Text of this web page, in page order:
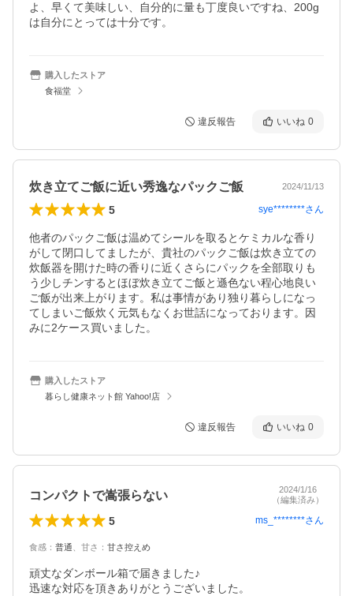
よ、早くて美味しい、自分的に量も丁度良いですね、200g
は自分にとっては十分です。
購入したストア
食福堂
違反報告 いいね 0
炊き立てご飯に近い秀逸なパックご飯 2024/11/13
5 sye********さん
他者のパックご飯は温めてシールを取るとケミカルな香り
がして閉口してましたが、貴社のパックご飯は炊き立ての
炊飯器を開けた時の香りに近くさらにパックを全部取りも
う少しチンするとほぼ炊き立てご飯と遜色ない程心地良い
ご飯が出来上がります。私は事情があり独り暮らしになっ
てしまいご飯炊く元気もなくお世話になっております。因
みに2ケース買いました。
購入したストア
暮らし健康ネット館 Yahoo!店
違反報告 いいね 0
コンパクトで嵩張らない
2024/1/16
（編集済み）
5 ms_********さん
食感 ： 普通 甘さ ： 甘さ控えめ
頑丈なダンボール箱で届きました♪
迅速な対応を頂きありがとうございました。